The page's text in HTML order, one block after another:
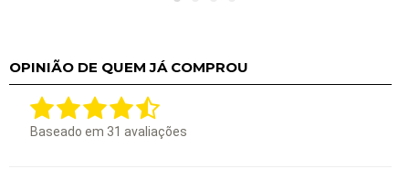
OPINIÃO DE QUEM JÁ COMPROU
Baseado em 31 avaliações